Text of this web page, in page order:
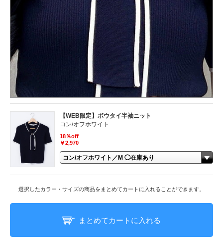
【WEB限定】ボウタイ半袖ニット
コン/オフホワイト
18％off
￥2,970
選択したカラー・サイズの商品をまとめてカートに入れることができます。
まとめてカートに入れる